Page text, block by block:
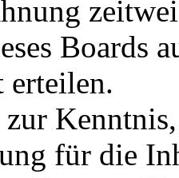
Boards
erteilen.
für die